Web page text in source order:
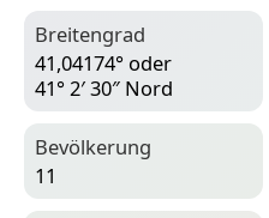
Breitengrad
41,04174° oder
41° 2′ 30″ Nord
Bevölkerung
11